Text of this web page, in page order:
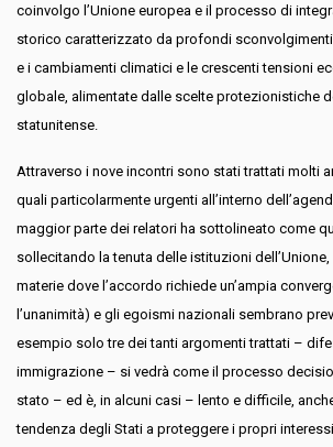
coinvolgo l’Unione europea e il processo di
storico caratterizzato da profondi
e i cambiamenti climatici e le crescenti tensioni
globale, alimentate dalle scelte protezionistiche
statunitense.
Attraverso i nove incontri sono stati trattati molti
quali particolarmente urgenti all’interno
maggior parte dei relatori ha sottolineato come
sollecitando la tenuta delle istituzioni
materie dove l’accordo richiede un’ampia
l’unanimità) e gli egoismi nazionali sembrano
esempio solo tre dei tanti argomenti trattati –
immigrazione – si vedrà come il processo
stato – ed è, in alcuni casi – lento e difficile,
tendenza degli Stati a proteggere i propri interessi.